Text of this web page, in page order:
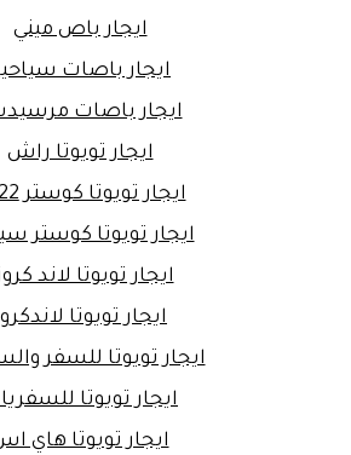
ايجار باص ميني
ايجار باصات
ايجار باصات
ايجار تويوتا راش
ايجار تويوتا كوستر 2022
ايجار تويوتا كوستر
ايجار تويوتا لاند
ايجار تويوتا
ايجار تويوتا للسفر
ايجار تويوتا
ايجار تويوتا هاي